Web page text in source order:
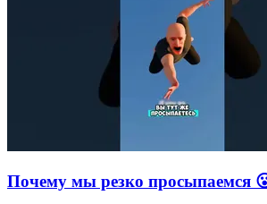
Почему мы резко просыпаемся